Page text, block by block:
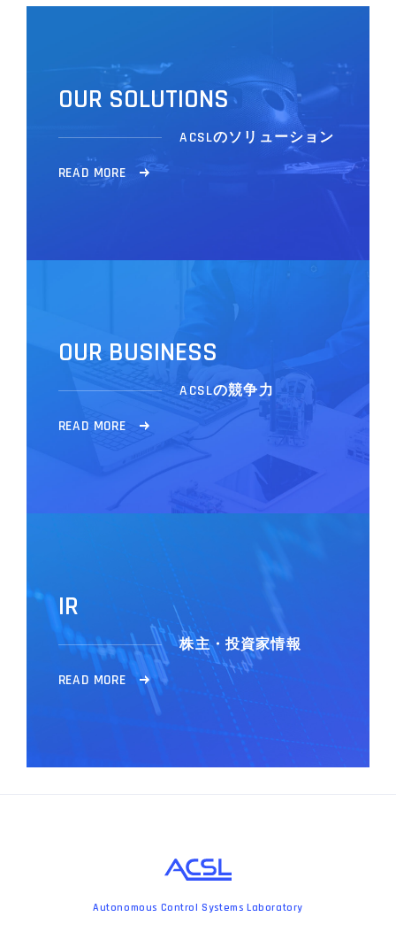
OUR SOLUTIONS
ACSLのソリューション
READ MORE
OUR BUSINESS
ACSLの競争力
READ MORE
IR
株主・投資家情報
READ MORE
Autonomous Control Systems Laboratory